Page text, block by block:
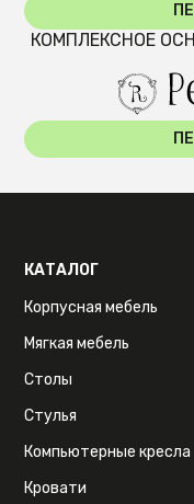
КОМПЛЕКСНОЕ
КАТАЛОГ
Корпусная мебель
Мягкая мебель
Столы
Стулья
Компьютерные кресла
Кровати